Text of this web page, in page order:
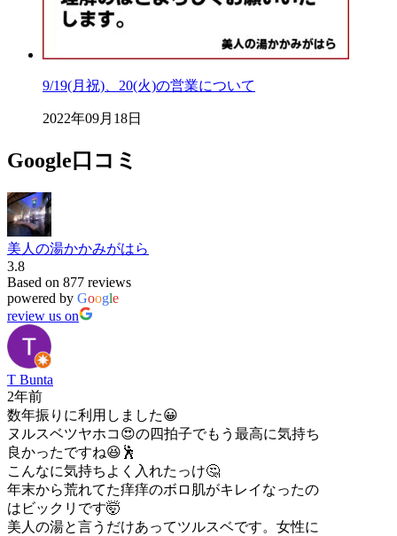
9/19(月祝)、20(火)の営業について
2022年09月18日
Google口コミ
美人の湯かかみがはら
3.8
Based on 877 reviews
powered by Google
review us on
T Bunta
2年前
数年振りに利用しました😀
ヌルスベツヤホコ😍の四拍子でもう最高に気持ち
良かったですね😆🕺
こんなに気持ちよく入れたっけ🤔
年末から荒れてた痒痒のボロ肌がキレイなったの
はビックリです🤯
美人の湯と言うだけあってツルスベです。女性に